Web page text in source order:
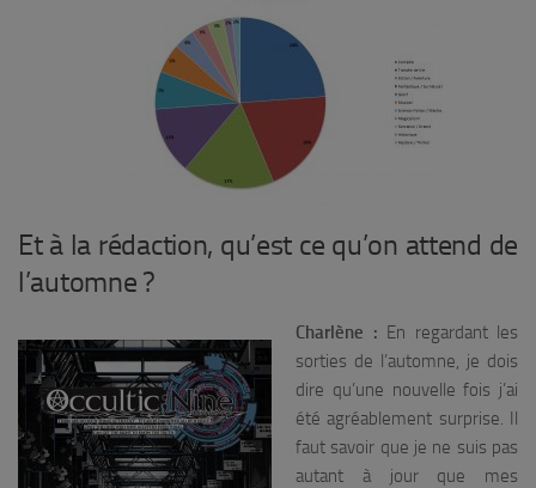
Et à la rédaction, qu’est ce qu’on attend de
l’automne ?
Charlène : En regardant les
sorties de l’automne, je dois
dire qu’une nouvelle fois j’ai
été agréablement surprise. Il
faut savoir que je ne suis pas
autant à jour que mes